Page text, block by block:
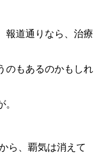
報道通りなら、治療
のもあるのかもしれ
ら、覇気は消えて